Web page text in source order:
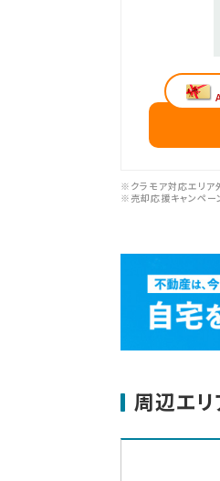
※クラモア対応エリア
※売却応援キャンペー
周辺エ